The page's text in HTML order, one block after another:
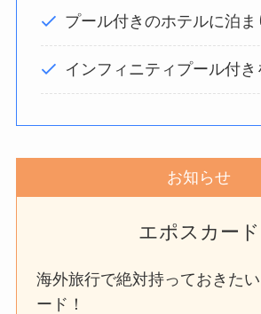
プール付きのホテルに泊ま
インフィニティプール付
お知らせ
エポスカード
海外旅行で絶対持っておきた
ード！